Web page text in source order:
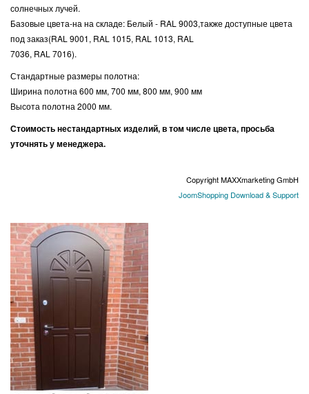
солнечных лучей.
Базовые цвета-на на складе: Белый - RAL 9003,также доступные цвета
под заказ(RAL 9001, RAL 1015, RAL 1013, RAL
7036, RAL 7016).
Стандартные размеры полотна:
Ширина полотна 600 мм, 700 мм, 800 мм, 900 мм
Высота полотна 2000 мм.
Стоимость нестандартных изделий, в том числе цвета, просьба
уточнять у менеджера.
Copyright MAXXmarketing GmbH
JoomShopping Download & Support